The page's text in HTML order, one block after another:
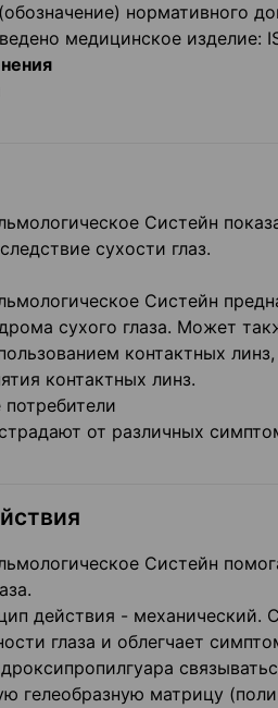
нормативного
медицинское изделие:
Систейн
сухости глаз.
Систейн
сухого глаза. Может
контактных
контактных линз.
от различных
Систейн
действия - механический.
глаза и облегчает
гелеобразную матрицу